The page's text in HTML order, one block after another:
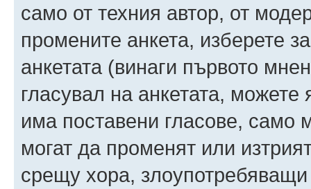
само от техния автор, от
промените анкета, изберете
анкетата (винаги първото
гласувал на анкетата,
има поставени гласове, само
могат да променят или
срещу хора,